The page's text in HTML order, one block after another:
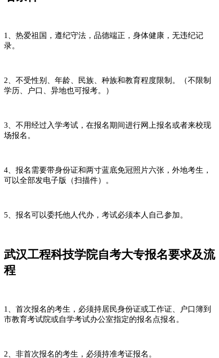
1、热爱祖国，遵纪守法，品德端正，身体健康，无违纪记
录。
2、不受性别、年龄、民族、种族和教育程度限制。（不限制
学历、户口、异地也可报考。）
3、不用经过入学考试，在报名期间进行网上报名或者来校现
场报名。
4、报名需要带身份证和两寸蓝底免冠照片六张，外地考生，
可以全部发电子版（扫描件）。
5、报名可以委托他人代办，考试必须本人自己参加。
武汉工程科技学院自考大专报名要求及流
程
1、首次报名的考生，必须持居民身份证或工作证、户口簿到
市教育考试院或自学考试办公室指定的报名点报名。
2、非首次报名的考生，必须持准考证报名。